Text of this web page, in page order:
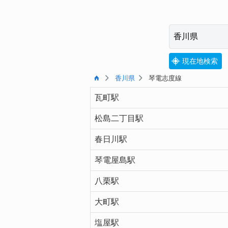
現在地検索
香川県 琴電志度線
瓦町駅
松島二丁目駅
春日川駅
琴電屋島駅
八栗駅
大町駅
塩屋駅